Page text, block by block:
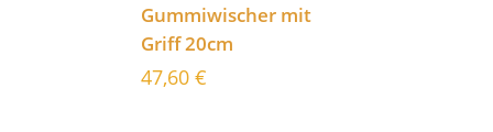
Gummiwischer mit
Griff 20cm
47,60 €